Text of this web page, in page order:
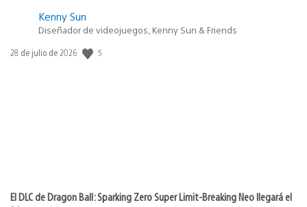
Kenny Sun
Diseñador de videojuegos, Kenny Sun & Friends
Fecha
28 de julio de 2026 5
El DLC de Dragon Ball: Sparking Zero Super Limit-Breaking Neo llegará el